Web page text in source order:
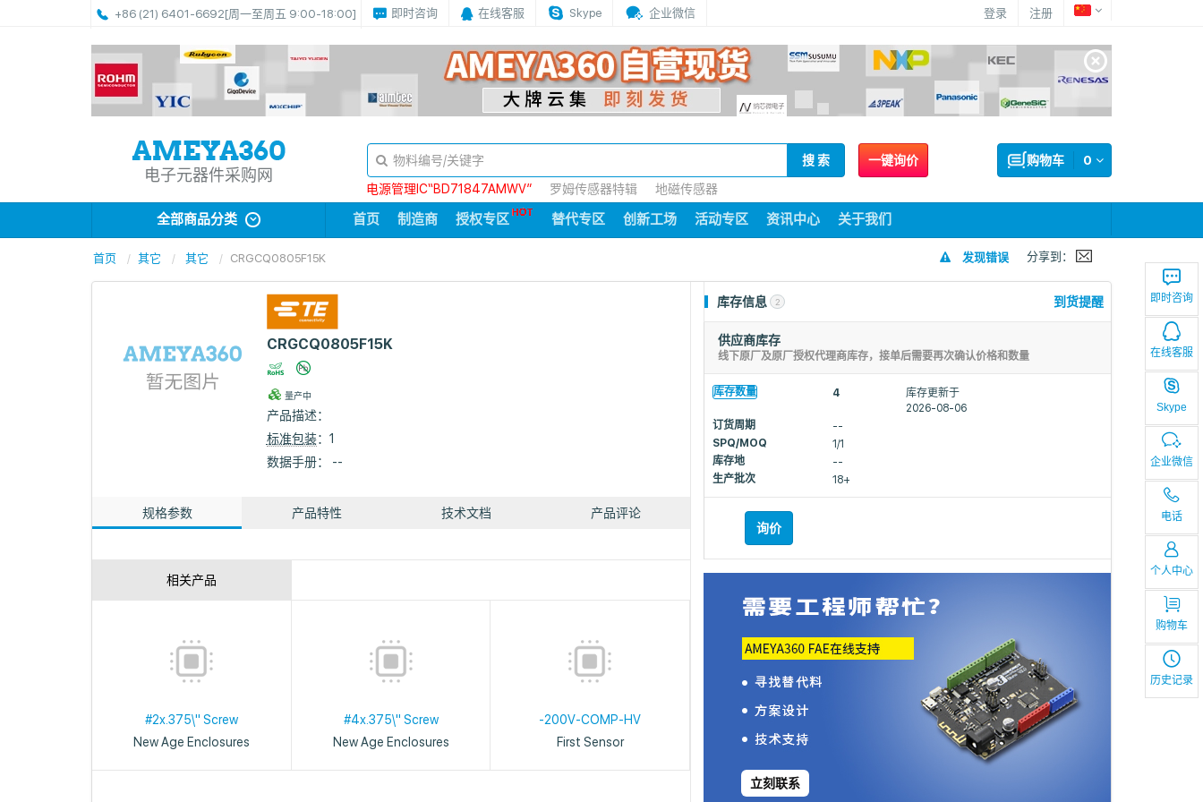
+86 (21) 6401-6692[周一至周五 9:00-18:00] 即时咨询 在线客服 Skype 企业微信 登录 注册
即时咨询
在线客服
Skype
企业微信
电话
个人中心
购物车
历史记录
电子元器件采购网
一键询价 0
购物车
搜 索
电源管理IC“BD71847AMWV”
罗姆传感器特辑 地磁传感器
全部商品分类 首页 制造商 授权专区 替代专区 创新工场 活动专区 资讯中心 关于我们
首页 其它 其它 CRGCQ0805F15K 发现错误 分享到：
CRGCQ0805F15K
量产中
产品描述：
标准包装：1
数据手册： --
规格参数 产品特性 技术文档 产品评论
相关产品
#2x.375\" Screw
New Age Enclosures
#4x.375\" Screw
New Age Enclosures
-200V-COMP-HV
First Sensor
库存信息 2 到货提醒
供应商库存
线下原厂及原厂授权代理商库存，接单后需要再次确认价格和数量
库存数量 4
库存更新于
2026-08-06
订货周期
--
SPQ/MOQ
1/1
库存地
--
生产批次
18+
询价
立刻联系